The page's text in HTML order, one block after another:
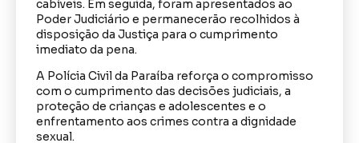
cabíveis. Em seguida, foram apresentados ao
Poder Judiciário e permanecerão recolhidos à
disposição da Justiça para o cumprimento
imediato da pena.
A Polícia Civil da Paraíba reforça o compromisso
com o cumprimento das decisões judiciais, a
proteção de crianças e adolescentes e o
enfrentamento aos crimes contra a dignidade
sexual.